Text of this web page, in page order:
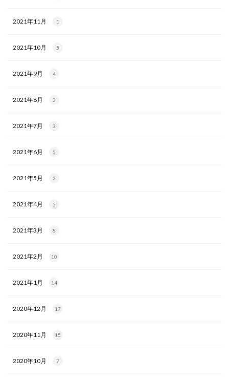
2021年11月 1
2021年10月 5
2021年9月 4
2021年8月 3
2021年7月 3
2021年6月 5
2021年5月 2
2021年4月 5
2021年3月 8
2021年2月 10
2021年1月 14
2020年12月 17
2020年11月 15
2020年10月 7